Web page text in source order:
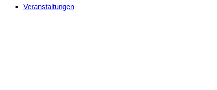
Veranstaltungen